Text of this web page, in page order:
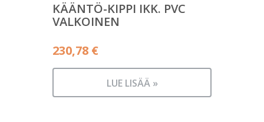
KÄÄNTÖ-KIPPI IKK. PVC
VALKOINEN
230,78 €
LUE LISÄÄ »